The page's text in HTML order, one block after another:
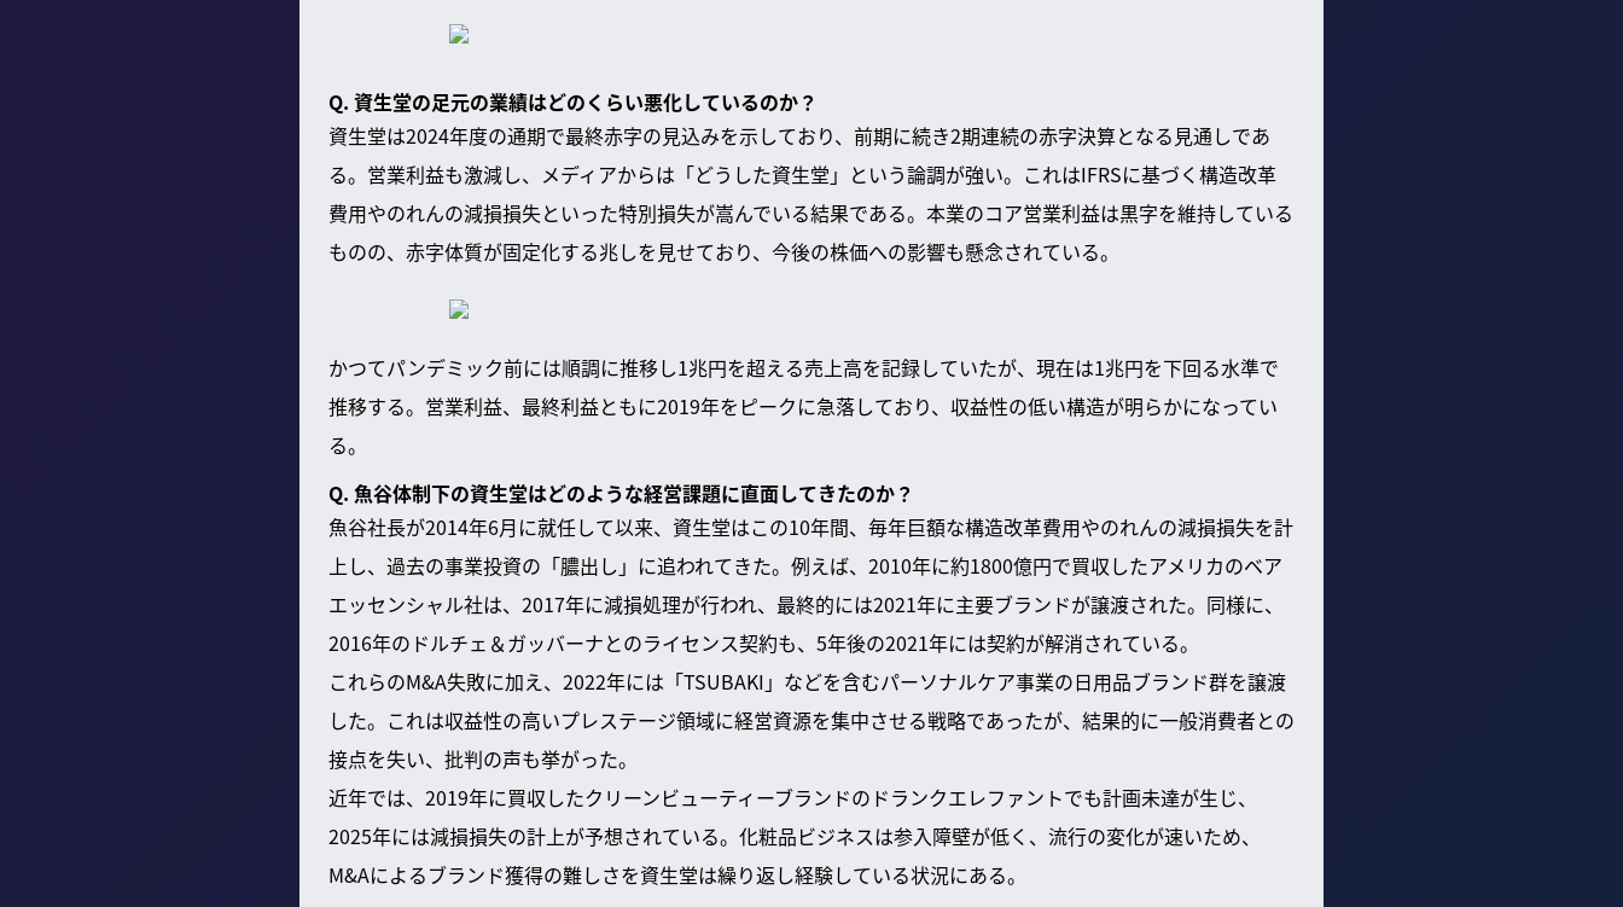
Q. 資生堂の足元の業績はどのくらい悪化しているのか？
資生堂は2024年度の通期で最終赤字の見込みを示しており、前期に続き2期連続の赤字決算となる見通しであ
る。営業利益も激減し、メディアからは「どうした資生堂」という論調が強い。これはIFRSに基づく構造改革
費用やのれんの減損損失といった特別損失が嵩んでいる結果である。本業のコア営業利益は黒字を維持している
ものの、赤字体質が固定化する兆しを見せており、今後の株価への影響も懸念されている。
かつてパンデミック前には順調に推移し1兆円を超える売上高を記録していたが、現在は1兆円を下回る水準で
推移する。営業利益、最終利益ともに2019年をピークに急落しており、収益性の低い構造が明らかになってい
る。
Q. 魚谷体制下の資生堂はどのような経営課題に直面してきたのか？
魚谷社長が2014年6月に就任して以来、資生堂はこの10年間、毎年巨額な構造改革費用やのれんの減損損失を計
上し、過去の事業投資の「膿出し」に追われてきた。例えば、2010年に約1800億円で買収したアメリカのベア
エッセンシャル社は、2017年に減損処理が行われ、最終的には2021年に主要ブランドが譲渡された。同様に、
2016年のドルチェ＆ガッバーナとのライセンス契約も、5年後の2021年には契約が解消されている。
これらのM&A失敗に加え、2022年には「TSUBAKI」などを含むパーソナルケア事業の日用品ブランド群を譲渡
した。これは収益性の高いプレステージ領域に経営資源を集中させる戦略であったが、結果的に一般消費者との
接点を失い、批判の声も挙がった。
近年では、2019年に買収したクリーンビューティーブランドのドランクエレファントでも計画未達が生じ、
2025年には減損損失の計上が予想されている。化粧品ビジネスは参入障壁が低く、流行の変化が速いため、
M&Aによるブランド獲得の難しさを資生堂は繰り返し経験している状況にある。